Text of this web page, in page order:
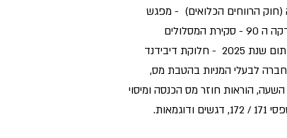
מעביר בחשבים 360 השתלמות מקיפה בת שלושה מפגשים מקוונים בעניין תיקון 277 לפקודה (חוק הרווחים הכלואים) - מפגש
ראשון - תיקון סעיף 62 א לפקודה - הטלת מס נוסף על בעלי מניות בחברת מעטים; מפגש שני - הוראת השעה - יישום לקראת הדקה ה 90 - סקירת המסלולים
הרלוונטיים (פירוק חברה לעומת העברת נכסים); מפגש שלישי - סימן ג': תוספת למס על רווחי חברת מעטים שלא חולקו לקראת תום שנת 2025 - חלוקת דיבידנד
לבעלי המניות בהטבת מס,
השעה, הוראות חוזר מס הכנסה ומיסוי